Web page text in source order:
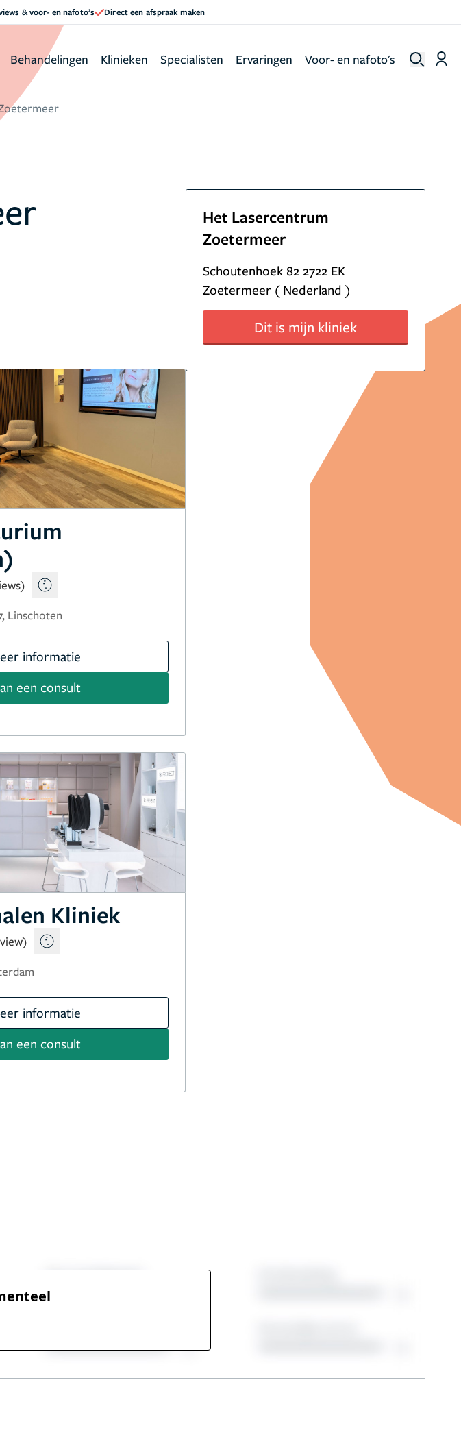
& voor- en nafoto’s Direct een afspraak maken
Behandelingen Klinieken Specialisten Ervaringen Voor- en nafoto's
Linschoten
informatie
een consult
Kliniek
informatie
een consult
Het Lasercentrum
Zoetermeer
Schoutenhoek 82 2722 EK
Zoetermeer ( Nederland )
Dit is mijn kliniek